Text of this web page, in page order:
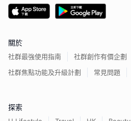
關於
社群最強使用指南
社群創作有價企劃
社群焦點功能及升級計劃
常見問題
探索